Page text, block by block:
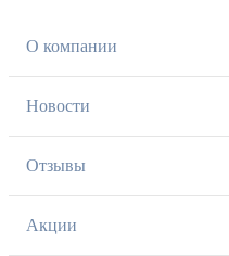
О компании
Новости
Отзывы
Акции